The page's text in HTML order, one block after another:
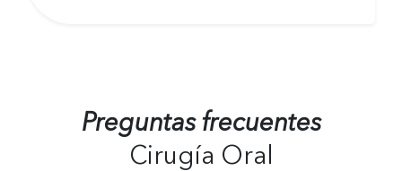
Preguntas frecuentes
Cirugía Oral